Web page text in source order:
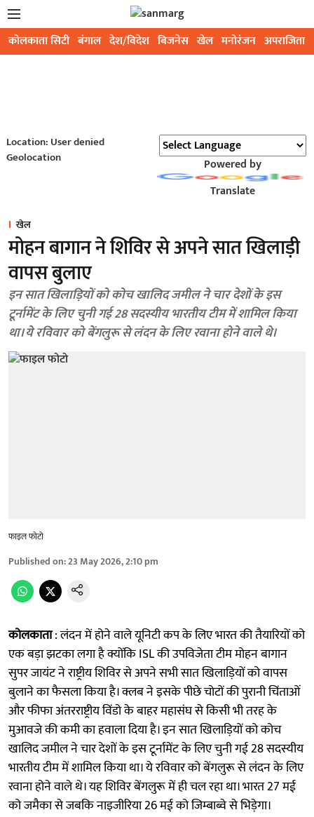
कोलकाता सिटी बंगाल देश/विदेश बिजनेस खेल मनोरंजन अपराजिता
Location: User denied
Geolocation
Powered by
Translate
खेल
मोहन बागान ने शिविर से अपने सात खिलाड़ी
वापस बुलाए
इन सात खिलाड़ियों को कोच खालिद जमील ने चार देशों के इस
टूर्नामेंट के लिए चुनी गई 28 सदस्यीय भारतीय टीम में शामिल किया
था। ये रविवार को बेंगलुरू से लंदन के लिए रवाना होने वाले थे।
फाइल फोटो
Published on:23 May 2026, 2:10 pm
कोलकाता: लंदन में होने वाले यूनिटी कप के लिए भारत की तैयारियों को
एक बड़ा झटका लगा है क्योंकि ISL की उपविजेता टीम मोहन बागान
सुपर जायंट ने राष्ट्रीय शिविर से अपने सभी सात खिलाड़ियों को वापस
बुलाने का फैसला किया है। क्लब ने इसके पीछे चोटों की पुरानी चिंताओं
और फीफा अंतरराष्ट्रीय विंडो के बाहर महासंघ से किसी भी तरह के
मुआवजे की कमी का हवाला दिया है। इन सात खिलाड़ियों को कोच
खालिद जमील ने चार देशों के इस टूर्नामेंट के लिए चुनी गई 28 सदस्यीय
भारतीय टीम में शामिल किया था। ये रविवार को बेंगलुरू से लंदन के लिए
रवाना होने वाले थे। यह शिविर बेंगलुरू में ही चल रहा था। भारत 27 मई
को जमैका से जबकि नाइजीरिया 26 मई को जिम्बाब्वे से भिड़ेगा।